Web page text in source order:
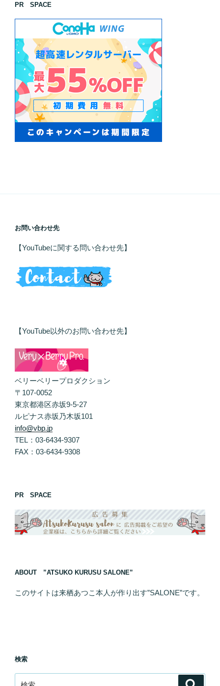
PR SPACE
お問い合わせ先
【YouTubeに関する問い合わせ先】
【YouTube以外のお問い合わせ先】
ベリーベリープロダクション
〒107-0052
東京都港区赤坂9-5-27
ルピナス赤坂乃木坂101
info@vbp.jp
TEL：03-6434-9307
FAX：03-6434-9308
PR SPACE
ABOUT ”ATSUKO KURUSU SALONE”
このサイトは来栖あつこ本人が作り出す”SALONE”です。
検索